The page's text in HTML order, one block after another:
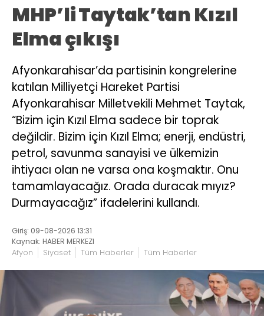
MHP’li Taytak’tan Kızıl
Elma çıkışı
Afyonkarahisar’da partisinin kongrelerine
katılan Milliyetçi Hareket Partisi
Afyonkarahisar Milletvekili Mehmet Taytak,
“Bizim için Kızıl Elma sadece bir toprak
değildir. Bizim için Kızıl Elma; enerji, endüstri,
petrol, savunma sanayisi ve ülkemizin
ihtiyacı olan ne varsa ona koşmaktır. Onu
tamamlayacağız. Orada duracak mıyız?
Durmayacağız” ifadelerini kullandı.
Giriş: 09-08-2026 13:31
Kaynak: HABER MERKEZI
Afyon Siyaset Tüm Haberler Tüm Haberler